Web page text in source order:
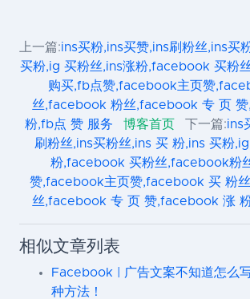
上一篇:ins买粉,ins买赞,ins刷粉丝,ins买
买粉,ig 买粉丝,ins涨粉,facebook 买粉
购买,fb点赞,facebook主页赞
丝,facebook 粉丝,facebook 专 页
粉,fb点 赞 服务
博客首页 下一篇:ins
刷粉丝,ins买粉丝,ins 买 粉,ins 买粉
粉,facebook 买粉丝,facebook粉
赞,facebook主页赞,facebook 买 粉
丝,facebook 专 页 赞,facebook 涨
相似文章列表
Facebook | 广告文案不知道怎么
种方法！